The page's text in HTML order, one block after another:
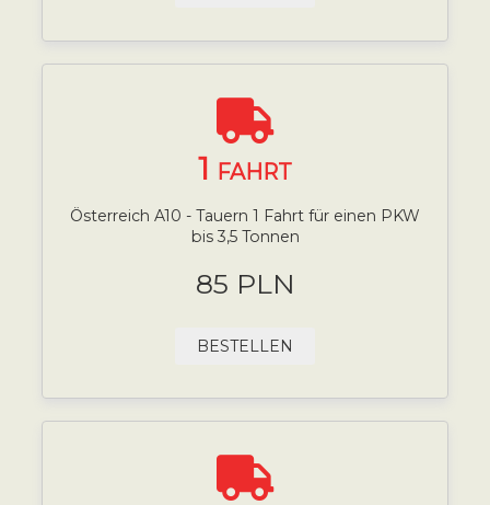
1 FAHRT
Österreich A10 - Tauern 1 Fahrt für einen PKW
bis 3,5 Tonnen
85 PLN
BESTELLEN